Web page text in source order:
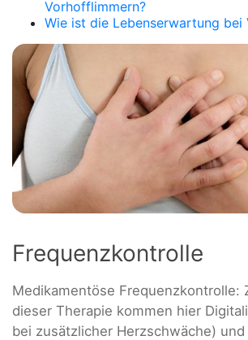
Vorhofflimmern?
Wie ist die Lebenserwartung bei
Frequenzkontrolle
Medikamentöse Frequenzkontrolle:
dieser Therapie kommen hier
bei zusätzlicher Herzschwäche) und